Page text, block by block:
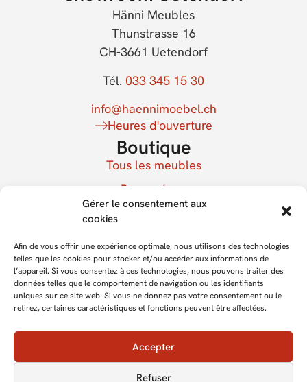
Gérer le consentement aux
cookies
Afin de vous offrir une expérience optimale, nous utilisons des technologies
telles que les cookies pour stocker et/ou accéder aux informations de
l’appareil. Si vous consentez à ces technologies, nous pouvons traiter des
données telles que le comportement de navigation ou les identifiants
uniques sur ce site web. Si vous ne donnez pas votre consentement ou le
retirez, certaines caractéristiques et fonctions peuvent être affectées.
Accepter
Refuser
Hänni Meubles
Thunstrasse 16
CH-3661 Uetendorf
Tél. 033 345 15 30
info@haennimoebel.ch
Heures d'ouverture
Boutique
Tous les meubles
Bon cadeau
S'inscrire à la newsletter